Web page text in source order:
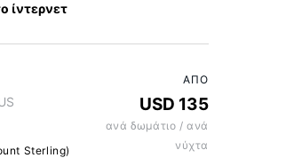
ίντερνετ
Sterling)
ΑΠΌ
USD 135
ανά δωμάτιο / ανά
νύχτα